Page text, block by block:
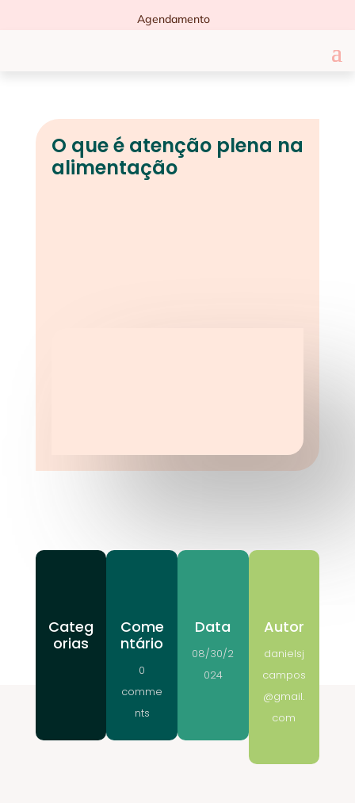
Agendamento
O que é atenção plena na
alimentação
Categ
orias
Come
ntário
0
comme
nts
Data
08/30/2
024
Autor
danielsj
campos
@gmail.
com